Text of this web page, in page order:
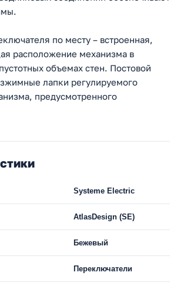
по месту – встроенная,
расположение механизма в
объемах стен. Постовой
лапки регулируемого
предусмотренного
Systeme Electric
AtlasDesign (SE)
Бежевый
Переключатели